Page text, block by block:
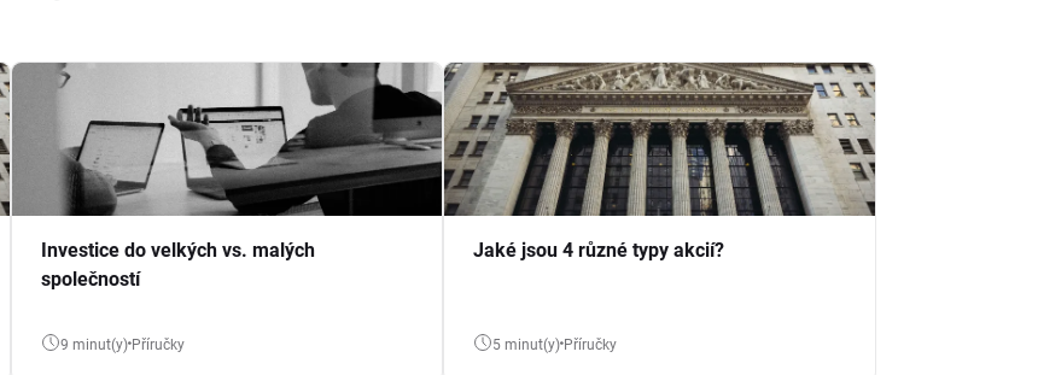
Investice do velkých vs. malých
společností
9 minut(y) Příručky
Jaké jsou 4 různé typy akcií?
5 minut(y) Příručky